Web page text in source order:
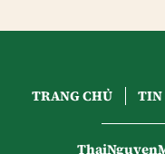
TRANG CHỦ TIN